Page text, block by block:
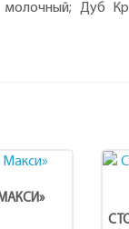
молочный; Дуб